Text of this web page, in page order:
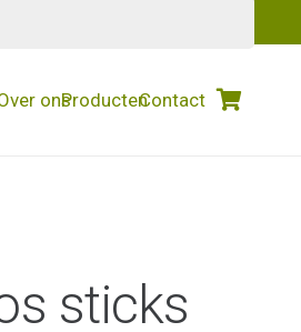
onsProductenContact
sticks